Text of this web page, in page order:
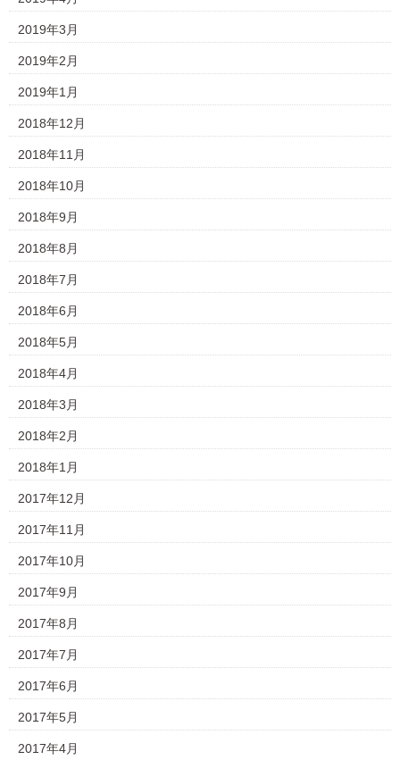
2019年3月
2019年2月
2019年1月
2018年12月
2018年11月
2018年10月
2018年9月
2018年8月
2018年7月
2018年6月
2018年5月
2018年4月
2018年3月
2018年2月
2018年1月
2017年12月
2017年11月
2017年10月
2017年9月
2017年8月
2017年7月
2017年6月
2017年5月
2017年4月